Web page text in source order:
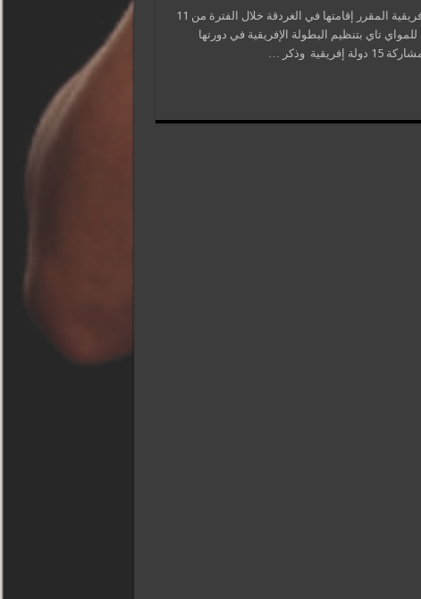
أعلن الاتحاد الدولي للمواي تاي تفاصيل استضافة مصر البطولة الإفريقية المقرر إقامتها في الغردقة خلال الفترة من 11
للمواي تاي بتنظيم البطولة الإفريقية في دورتها
وذكر …